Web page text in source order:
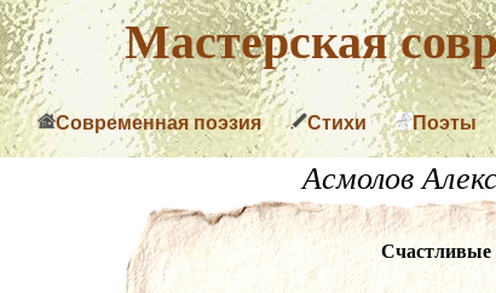
Мастерская
Современная поэзия Стихи Поэты
Асмолов
Счастливые